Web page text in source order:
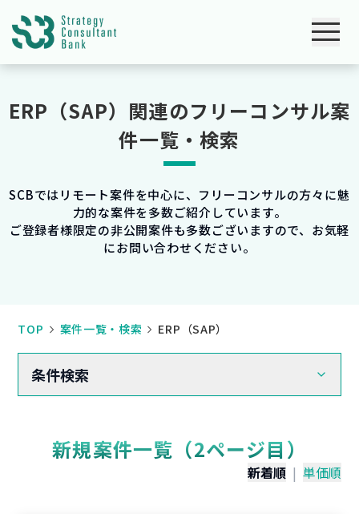
ERP（SAP）関連のフリーコンサル案
件一覧・検索
SCBではリモート案件を中心に、フリーコンサルの方々に魅
力的な案件を多数ご紹介しています。
ご登録者様限定の非公開案件も多数ございますので、お気軽
にお問い合わせください。
TOP 案件一覧・検索 ERP（SAP）
条件検索
新規案件一覧（2ページ目）
新着順 | 単価順